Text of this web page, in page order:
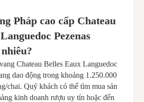
Pháp cao cấp Chateau
Pezenas
Chateau Belles Eaux Languedoc
dao động trong khoảng 1.250.000
chai. Quý khách có thể tìm mua sản
kinh doanh rượu uy tín hoặc đến